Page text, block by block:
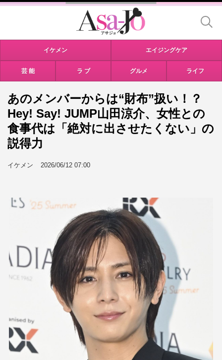
イケメン エイジングケア
芸 能 ラ ブ グルメ ライフ
あのメンバーからは“財布”扱い！？
Hey! Say! JUMP山田涼介、女性との
食事代は「絶対に出させたくない」の
説得力
イケメン 2026/06/12 07:00